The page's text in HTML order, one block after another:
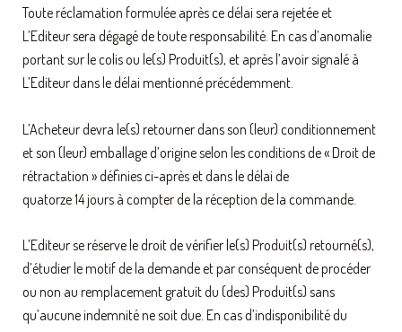
Toute réclamation formulée après ce délai sera rejetée et
L’Editeur sera dégagé de toute responsabilité. En cas d’anomalie
portant sur le colis ou le(s) Produit(s), et après l’avoir signalé à
L’Editeur dans le délai mentionné précédemment.
L’Acheteur devra le(s) retourner dans son (leur) conditionnement
et son (leur) emballage d’origine selon les conditions de « Droit de
rétractation » définies ci-après et dans le délai de
quatorze 14 jours à compter de la réception de la commande.
L’Editeur se réserve le droit de vérifier le(s) Produit(s) retourné(s),
d’étudier le motif de la demande et par conséquent de procéder
ou non au remplacement gratuit du (des) Produit(s) sans
qu’aucune indemnité ne soit due. En cas d’indisponibilité du